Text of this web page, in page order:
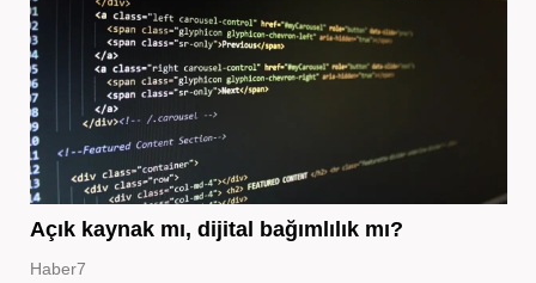
Açık kaynak mı, dijital bağımlılık mı?
Haber7